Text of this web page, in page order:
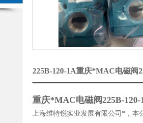
225B-120-1A重庆*MAC电磁阀
重庆*MAC电磁阀225B-120-
上海维特锐实业发展有限公司*，本